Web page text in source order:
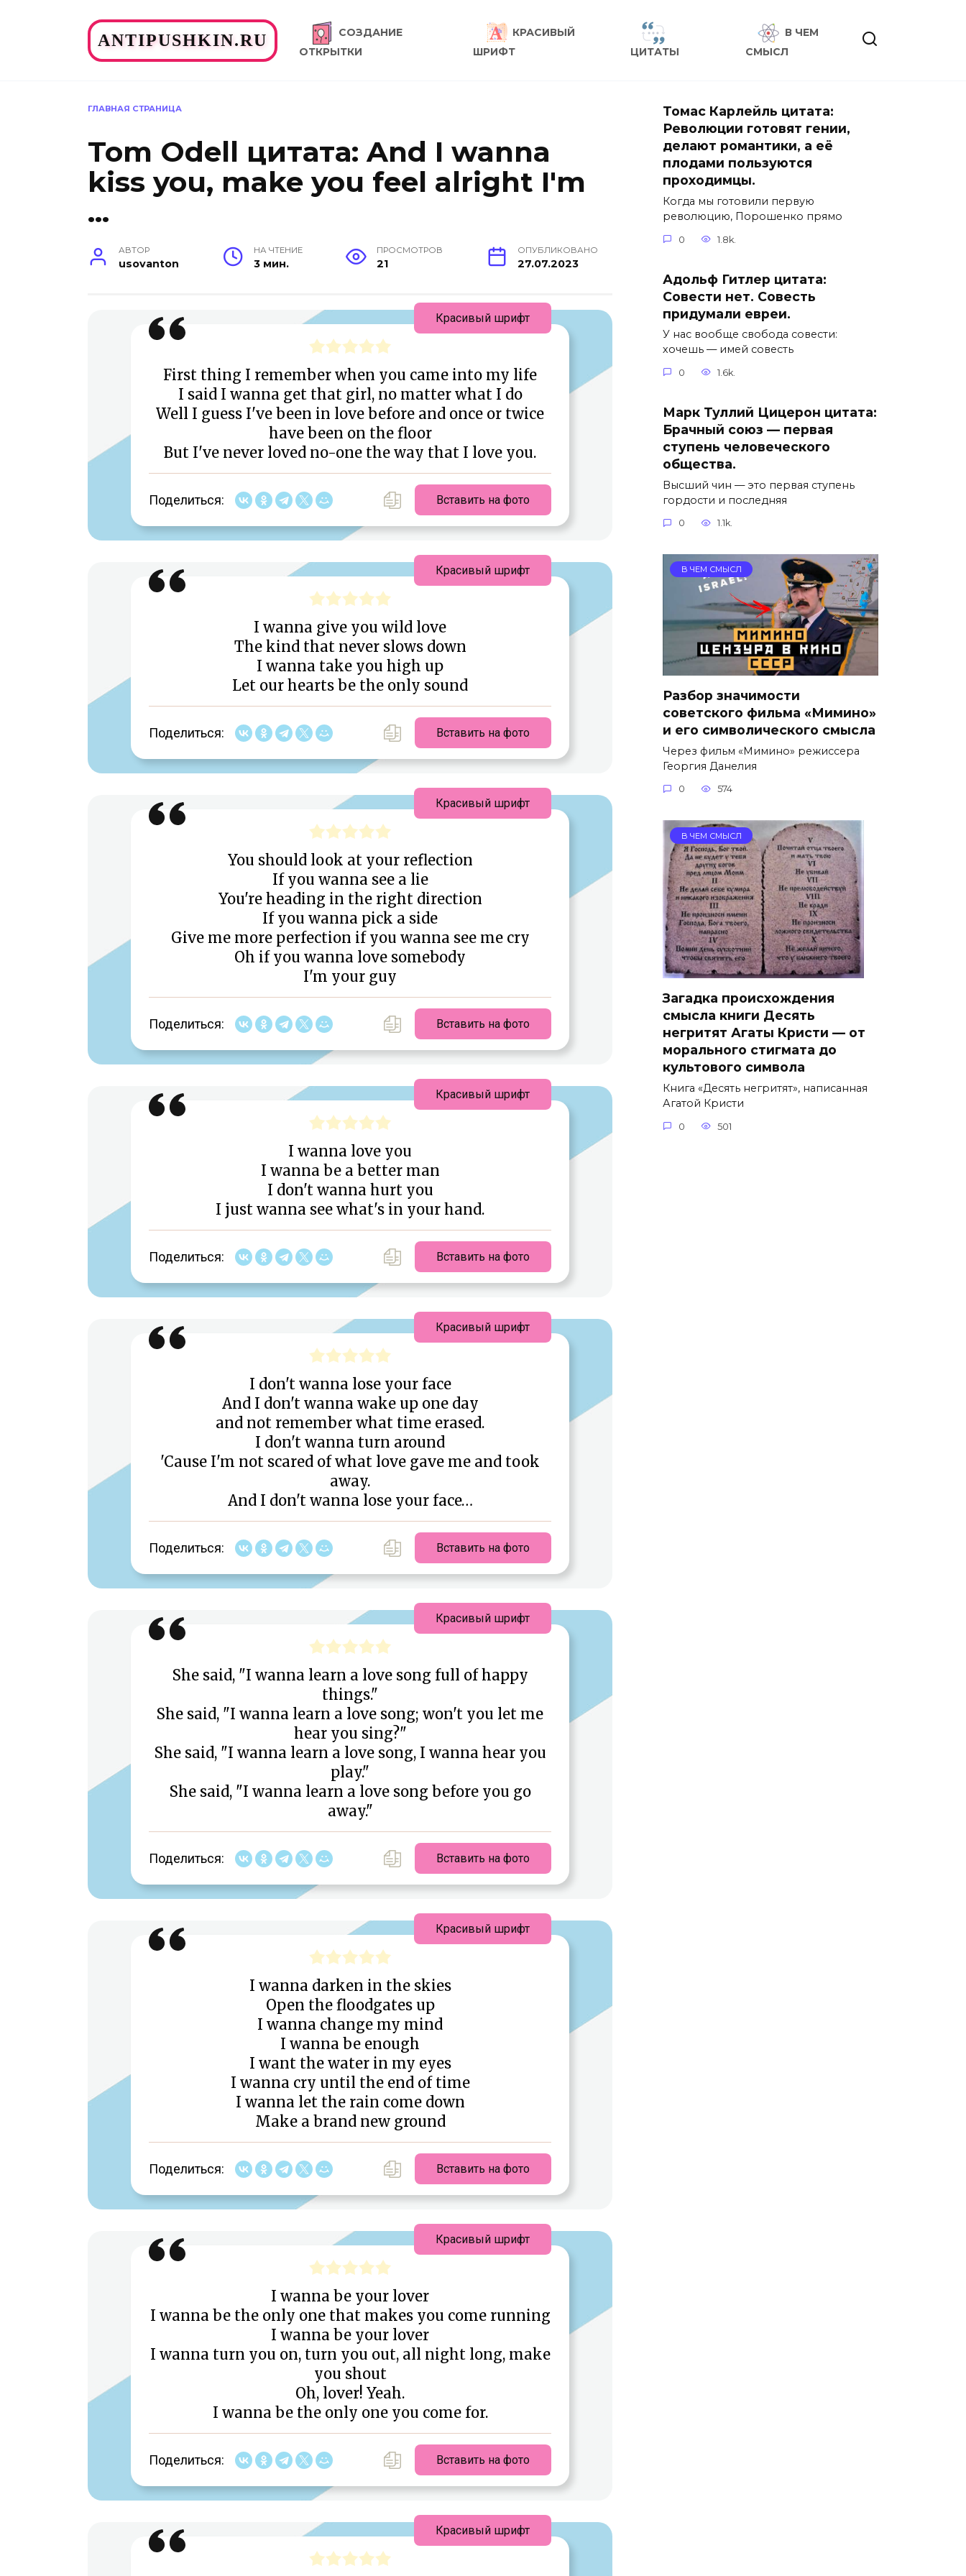
ANTIPUSHKIN.RU
СОЗДАНИЕ
ОТКРЫТКИ
КРАСИВЫЙ
ШРИФТ
ЦИТАТЫ
В ЧЕМ
СМЫСЛ
ГЛАВНАЯ СТРАНИЦА
Tom Odell цитата: And I wanna
kiss you, make you feel alright I'm
…
АВТОР
usovanton
НА ЧТЕНИЕ
3 мин.
ПРОСМОТРОВ
21
ОПУБЛИКОВАНО
27.07.2023
First thing I remember when you came into my life
I said I wanna get that girl, no matter what I do
Well I guess I've been in love before and once or twice
have been on the floor
But I've never loved no-one the way that I love you.
Поделиться: Вставить на фото
Красивый шрифт
I wanna give you wild love
The kind that never slows down
I wanna take you high up
Let our hearts be the only sound
Поделиться: Вставить на фото
Красивый шрифт
You should look at your reflection
If you wanna see a lie
You're heading in the right direction
If you wanna pick a side
Give me more perfection if you wanna see me cry
Oh if you wanna love somebody
I'm your guy
Поделиться: Вставить на фото
Красивый шрифт
I wanna love you
I wanna be a better man
I don't wanna hurt you
I just wanna see what's in your hand.
Поделиться: Вставить на фото
Красивый шрифт
I don't wanna lose your face
And I don't wanna wake up one day
and not remember what time erased.
I don't wanna turn around
'Cause I'm not scared of what love gave me and took
away.
And I don't wanna lose your face…
Поделиться: Вставить на фото
Красивый шрифт
She said, "I wanna learn a love song full of happy
things."
She said, "I wanna learn a love song; won't you let me
hear you sing?"
She said, "I wanna learn a love song, I wanna hear you
play."
She said, "I wanna learn a love song before you go
away."
Поделиться: Вставить на фото
Красивый шрифт
I wanna darken in the skies
Open the floodgates up
I wanna change my mind
I wanna be enough
I want the water in my eyes
I wanna cry until the end of time
I wanna let the rain come down
Make a brand new ground
Поделиться: Вставить на фото
Красивый шрифт
I wanna be your lover
I wanna be the only one that makes you come running
I wanna be your lover
I wanna turn you on, turn you out, all night long, make
you shout
Oh, lover! Yeah.
I wanna be the only one you come for.
Поделиться: Вставить на фото
Красивый шрифт
Красивый шрифт
Томас Карлейль цитата:
Революции готовят гении,
делают романтики, а её
плодами пользуются
проходимцы.
Когда мы готовили первую
революцию, Порошенко прямо
0 1.8k.
Адольф Гитлер цитата:
Совести нет. Совесть
придумали евреи.
У нас вообще свобода совести:
хочешь — имей совесть
0 1.6k.
Марк Туллий Цицерон цитата:
Брачный союз — первая
ступень человеческого
общества.
Высший чин — это первая ступень
гордости и последняя
0 1.1k.
В ЧЕМ СМЫСЛ
Разбор значимости
советского фильма «Мимино»
и его символического смысла
Через фильм «Мимино» режиссера
Георгия Данелия
0 574
В ЧЕМ СМЫСЛ
Загадка происхождения
смысла книги Десять
негритят Агаты Кристи — от
морального стигмата до
культового символа
Книга «Десять негритят», написанная
Агатой Кристи
0 501